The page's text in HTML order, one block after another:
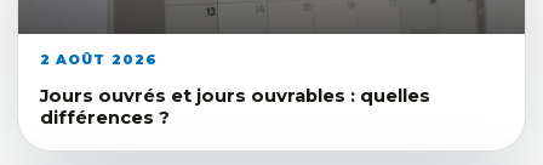
2 AOÛT 2026
Jours ouvrés et jours ouvrables : quelles
différences ?